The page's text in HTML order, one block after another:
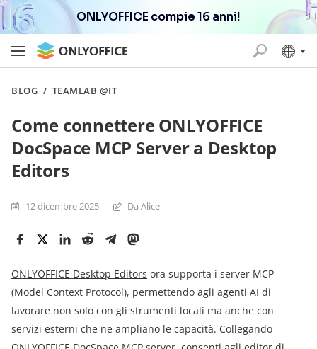
ONLYOFFICE compie 16 anni!
BLOG / TEAMLAB @IT
Come connettere ONLYOFFICE
DocSpace MCP Server a Desktop
Editors
12 dicembre 2025 Da Alice
ONLYOFFICE Desktop Editors ora supporta i server MCP
(Model Context Protocol), permettendo agli agenti AI di
lavorare non solo con gli strumenti locali ma anche con
servizi esterni che ne ampliano le capacità. Collegando